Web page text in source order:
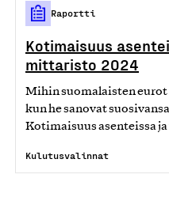
Raportti
Kotimaisuus
mittaristo 2024
Mihin suomalaisten
kun he sanovat
Kotimaisuus asenteissa
Kulutusvalinnat